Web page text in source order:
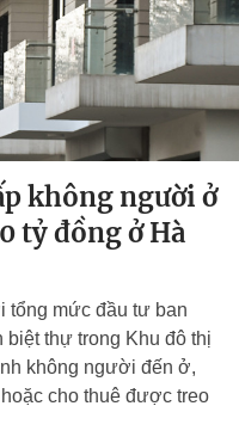
không người ở
tỷ đồng ở Hà
mức đầu tư ban
biệt thự trong Khu đô thị
không người đến ở,
cho thuê được treo